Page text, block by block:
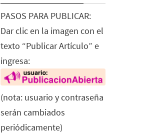
PASOS PARA PUBLICAR:
Dar clic en la imagen con el
texto “Publicar Artículo” e
ingresa:
(nota: usuario y contraseña
serán cambiados
periódicamente)